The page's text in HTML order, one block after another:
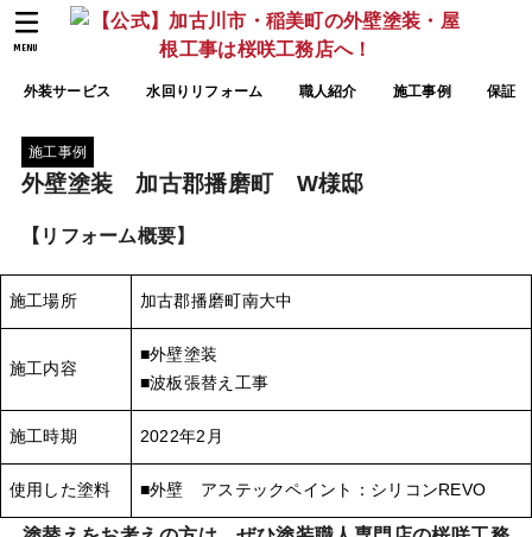
外装サービス 水回りリフォーム 職人紹介 施工事例 保証
MENU
施工事例
外壁塗装 加古郡播磨町 W様邸
【リフォーム概要】
施工場所 加古郡播磨町南大中
施工内容
■外壁塗装
■波板張替え工事
施工時期 2022年2月
使用した塗料 ■外壁 アステックペイント：シリコンREVO